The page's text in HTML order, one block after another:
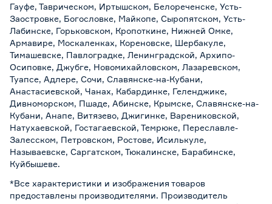
Гауфе, Таврическом, Иртышском, Белореченске, Усть-
Заостровке, Богословке, Майкопе, Сыропятском, Усть-
Лабинске, Горьковском, Кропоткине, Нижней Омке,
Армавире, Москаленках, Кореновске, Шербакуле,
Тимашевске, Павлоградке, Ленинградской, Архипо-
Осиповке, Джубге, Новомихайловском, Лазаревском,
Туапсе, Адлере, Сочи, Славянске-на-Кубани,
Анастасиевской, Чанах, Кабардинке, Геленджике,
Дивноморском, Пшаде, Абинске, Крымске, Славянске-на-
Кубани, Анапе, Витязево, Джигинке, Варениковской,
Натухаевской, Гостагаевской, Темрюке, Переславле-
Залесском, Петровском, Ростове, Исилькуле,
Называевске, Саргатском, Тюкалинске, Барабинске,
Куйбышеве.
*Все характеристики и изображения товаров
предоставлены производителями. Производитель